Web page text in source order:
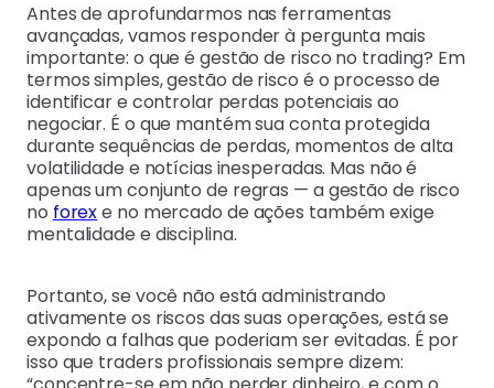
Antes de aprofundarmos nas ferramentas
avançadas, vamos responder à pergunta mais
importante: o que é gestão de risco no trading? Em
termos simples, gestão de risco é o processo de
identificar e controlar perdas potenciais ao
negociar. É o que mantém sua conta protegida
durante sequências de perdas, momentos de alta
volatilidade e notícias inesperadas. Mas não é
apenas um conjunto de regras — a gestão de risco
no forexe no mercado de ações também exige
mentalidade e disciplina.
Portanto, se você não está administrando
ativamente os riscos das suas operações, está se
expondo a falhas que poderiam ser evitadas. É por
isso que traders profissionais sempre dizem: